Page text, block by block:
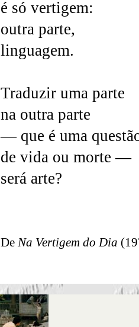
é só vertigem:
outra parte,
linguagem.
Traduzir uma parte
na outra parte
— que é uma
de vida ou morte —
será arte?
De Na Vertigem do Dia